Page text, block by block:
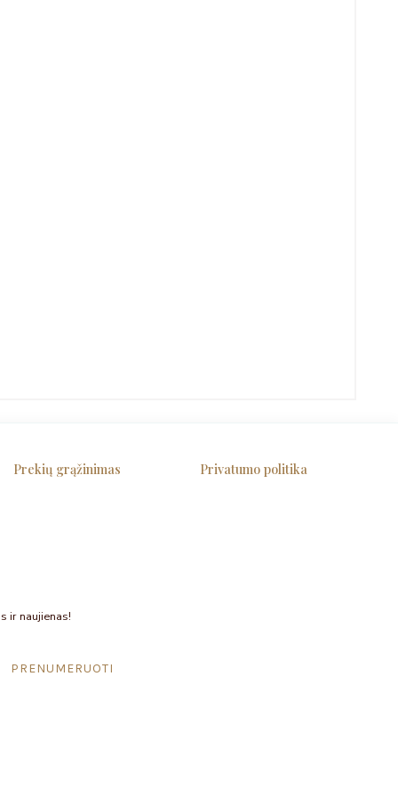
Prekių grąžinimas Privatumo politika
ir naujienas!